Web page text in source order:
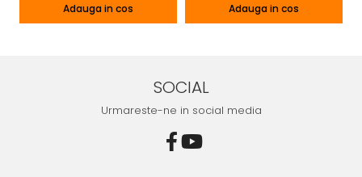
Adauga in cos Adauga in cos
SOCIAL
Urmareste-ne in social media